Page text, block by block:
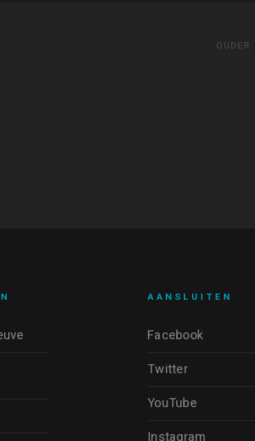
OUDER
AANSLUITEN
Facebook
Twitter
YouTube
Instagram